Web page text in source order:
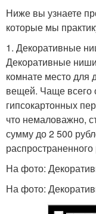
Ниже вы узнаете
которые мы
1. Декоративные
Декоративные
комнате место для
вещей. Чаще всего
гипсокартонных
что немаловажно,
сумму до 2 500
На фото:
На фото: